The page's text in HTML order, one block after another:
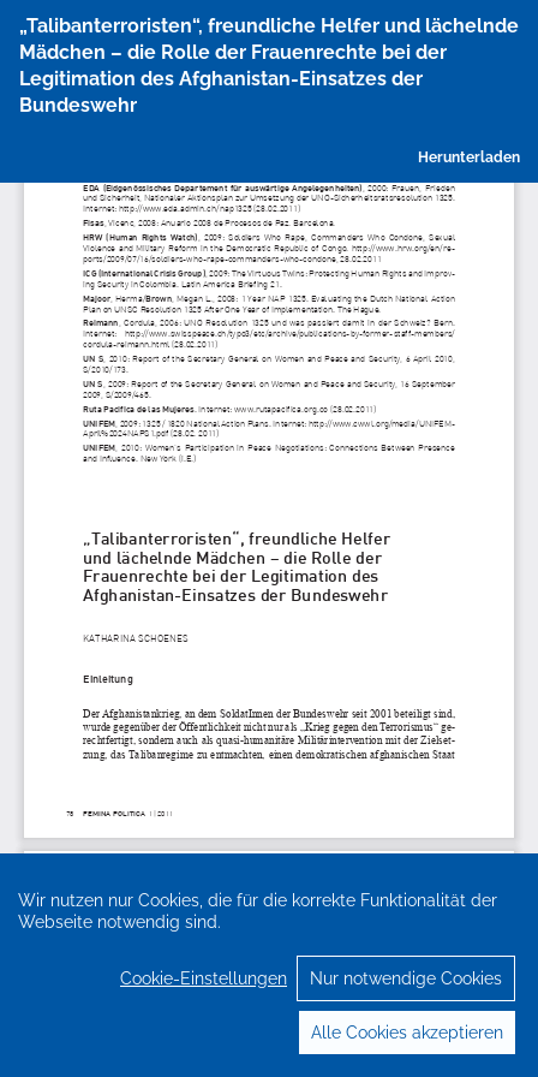
Wir nutzen nur Cookies, die für die korrekte Funktionalität der
Webseite notwendig sind.
Cookie-Einstellungen Nur notwendige Cookies
Alle Cookies akzeptieren
Artikeldetails
zurückkehren
„Talibanterroristen“, freundliche Helfer und lächelnde
Mädchen – die Rolle der Frauenrechte bei der
Legitimation des Afghanistan-Einsatzes der
Bundeswehr
Herunterladen